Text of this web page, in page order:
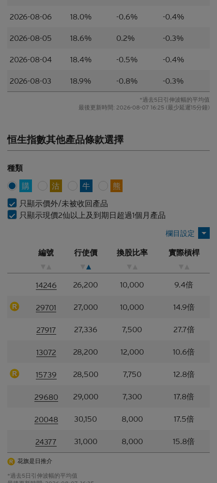
設， 閣下不應在香港境外登入、瀏覽本香港網站及/
並非邀約/意見/建議
本香港網站所載的材料僅供參考及討論用途，並不構
網站所提述或所指的結構性產品（「
結構性產品」）
的一項（或其中一部分的）要約、邀請、招攬、誘
因、意見或建議。材料並不構成購買或出售結構性產
品或達成任何交易的意見或任何形式的建議。本網站
或其材料不應被視為任何類型或形式的廣告、誘因或
聲明。
特別以某一資訊接收者的具體需要作為考慮因素。
並無核證
材料的依據乃來自網站擁有人認為可靠的公開資料來
源，然而，網站擁有人並無對材料進行核實，因此，
其他資料可予更改或撤回而不另行通知，網站擁有人
並無責任對材料進行更新或補充。網站擁有人及/或
其聯繫人及關聯人士、各自的董事、高管人員及/或
僱員（包括參與編製或在本香港網站上刊發材料的各
概不會對材料的真確性、準確性、完整性、充分性或
何類型的聲明或保證（不論明示或暗示）。本香港網
定論或據此行事而不自行加以獨立核實或作出獨立判
香港網站所登載的指示性價格水平、披露材料、估值
為依據。所採用的假設及參數絕非唯一可經合理挑選
析為準確、合理或完整，亦不表示或確保任何指示性
並不構成網站擁有人的投資意見。
結構性產品的風險因素
結構性產品並無抵押品，如發行人無力償債或違約，
閣下可能無法收回部份或甚至全部應收款項
投資結構性產品，所依賴的是發行人的信譽。結構性
2026-08-06 18.0% -0.6% -0.4%
2026-08-05 18.6% 0.2% -0.3%
2026-08-04 18.4% -0.5% -0.4%
2026-08-03 18.9% -0.8% -0.3%
*過去5日引伸波幅的平均值
最後更新時間: 2026-08-07 16:25 (最少延遲15分鐘)
恒生指數其他產品條款選擇
種類
購 沽 牛
熊
只顯示價外/未被收回產品
只顯示現價2仙以上及到期日超過1個月產品
編號 行使價 換股比率 實際槓桿
14246 26,200 10,000 9.4倍
29701 27,000 10,000 14.9倍
27917 27,336 7,500 27.7倍
13072 28,200 12,000 10.6倍
15739 28,500 7,750 12.8倍
29680 29,000 7,300 17.8倍
20048 30,150 8,000 17.5倍
24377 31,000 8,000 15.8倍
花旗是日推介
*過去5日引伸波幅的平均值